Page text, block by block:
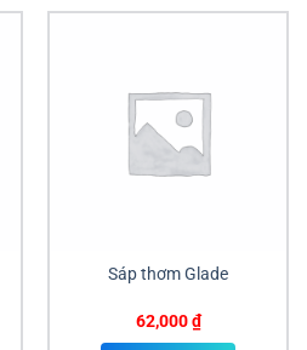
Sáp thơm Glade
62,000₫